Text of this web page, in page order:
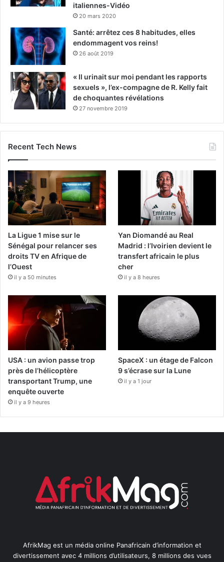
italiennes-Vidéo
20 mars 2020
Santé: arrêtez ces 8 habitudes, elles
endommagent vos reins!
26 août 2019
« Il urinait sur moi pendant les rapports
sexuels », l’ex-compagne de R. Kelly fait
de choquantes révélations
27 novembre 2019
Recent Tech News
La Ligue 1 mise sur le
Sénégal pour relancer ses
droits TV en Afrique de
l’Ouest
il y a 50 minutes
Yan Diomandé au Real
Madrid : l’Ivoirien devient le
transfert africain le plus
cher
il y a 8 heures
USA : un avion passe trop
près de l’hélicoptère
transportant Trump, une
enquête ouverte
il y a 9 heures
SpaceX : un étage de Falcon
9 s’écrase sur la Lune
il y a 1 jour
AfrikMag est un média online Panafricain d’information et
divertissement avec 4 millions d’utilisateurs, 8 millions des vues